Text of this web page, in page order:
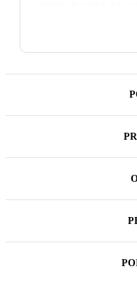
des frais de
relation privilégiée
prévision budgétaire